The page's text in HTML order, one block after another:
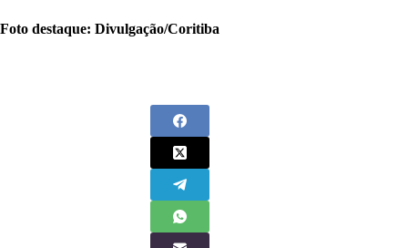
Foto destaque: Divulgação/Coritiba